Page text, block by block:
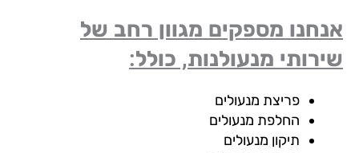
מספקים מגוון רחב של
מנעולנות, כולל:
פריצת מנעולים
החלפת מנעולים
תיקון מנעולים